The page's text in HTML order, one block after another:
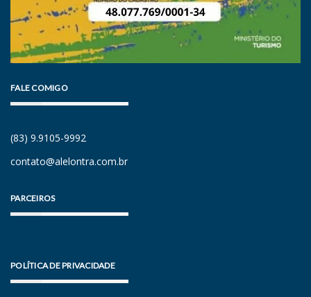
FALE COMIGO
(83) 9.9105-9992
contato@alelontra.com.br
PARCEIROS
POLÍTICA DE PRIVACIDADE